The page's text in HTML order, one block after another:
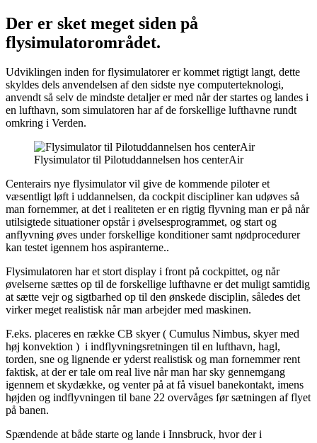
Der er sket meget siden på
flysimulatorområdet.
Udviklingen inden for flysimulatorer er kommet rigtigt langt, dette
skyldes dels anvendelsen af den sidste nye computerteknologi,
anvendt så selv de mindste detaljer er med når der startes og landes i
en lufthavn, som simulatoren har af de forskellige lufthavne rundt
omkring i Verden.
Flysimulator til Pilotuddannelsen hos centerAir
Centerairs nye flysimulator vil give de kommende piloter et
væsentligt løft i uddannelsen, da cockpit discipliner kan udøves så
man fornemmer, at det i realiteten er en rigtig flyvning man er på når
utilsigtede situationer opstår i øvelsesprogrammet, og start og
anflyvning øves under forskellige konditioner samt nødprocedurer
kan testet igennem hos aspiranterne..
Flysimulatoren har et stort display i front på cockpittet, og når
øvelserne sættes op til de forskellige lufthavne er det muligt samtidig
at sætte vejr og sigtbarhed op til den ønskede disciplin, således det
virker meget realistisk når man arbejder med maskinen.
F.eks. placeres en række CB skyer ( Cumulus Nimbus, skyer med
høj konvektion ) i indflyvningsretningen til en lufthavn, hagl,
torden, sne og lignende er yderst realistisk og man fornemmer rent
faktisk, at der er tale om real live når man har sky gennemgang
igennem et skydække, og venter på at få visuel banekontakt, imens
højden og indflyvningen til bane 22 overvåges før sætningen af flyet
på banen.
Spændende at både starte og lande i Innsbruck, hvor der i